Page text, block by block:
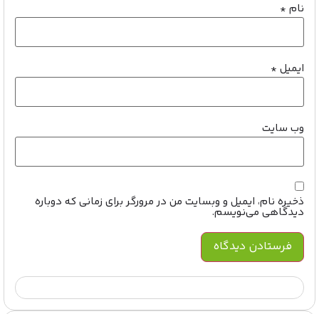
نام*
ایمیل*
وب‌ سایت
ذخیره نام، ایمیل و وبسایت من در مرورگر برای زمانی که دوباره
دیدگاهی می‌نویسم.